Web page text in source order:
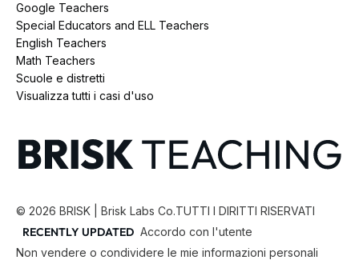
Google Teachers
Special Educators and ELL Teachers
English Teachers
Math Teachers
Scuole e distretti
Visualizza tutti i casi d'uso
© 2026 BRISK | Brisk Labs Co.TUTTI I DIRITTI RISERVATI
RECENTLY UPDATED Accordo con l'utente
Non vendere o condividere le mie informazioni personali